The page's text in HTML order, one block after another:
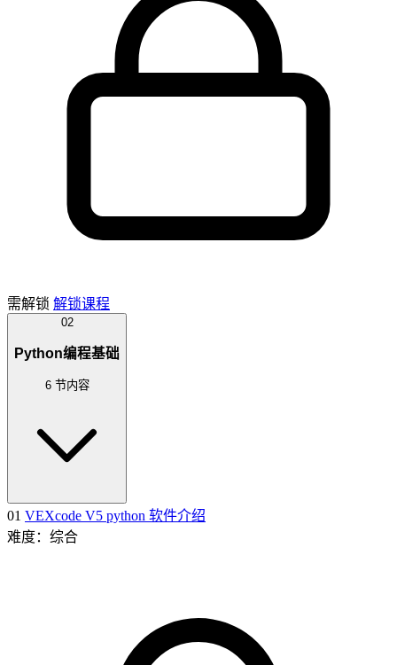
需解锁 解锁课程
02
Python编程基础
6 节内容
01 VEXcode V5 python 软件介绍
难度：综合